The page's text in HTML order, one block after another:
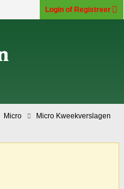
Login of Registreer
Micro
Micro Kweekverslagen